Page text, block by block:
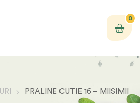
0
PRALINE CUTIE 16 – MIISIMII